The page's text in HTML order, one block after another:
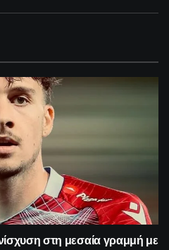
στη μεσαία γραμμή με